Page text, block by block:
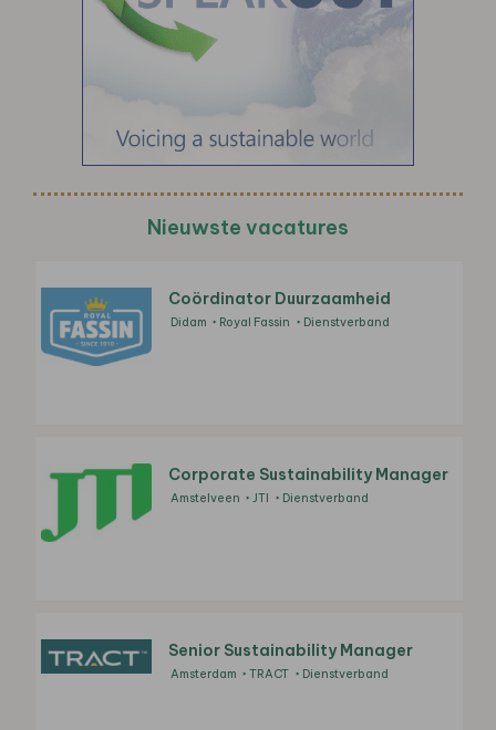
Nieuwste vacatures
Coördinator Duurzaamheid
Didam Royal Fassin Dienstverband
Corporate Sustainability Manager
Amstelveen JTI Dienstverband
Senior Sustainability Manager
Amsterdam TRACT Dienstverband